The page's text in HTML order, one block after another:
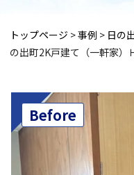
トップページ >事例 > 日の
の出町2K戸建て（一軒家）
Before